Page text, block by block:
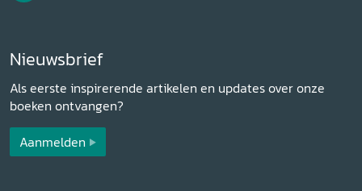
Nieuwsbrief
Als eerste inspirerende artikelen en updates over onze
boeken ontvangen?
Aanmelden